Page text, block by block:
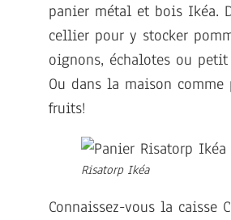
panier métal et bois Ikéa.
cellier pour y stocker
oignons, échalotes ou
Ou dans la maison comme
fruits!
Risatorp Ikéa
Connaissez-vous la caisse